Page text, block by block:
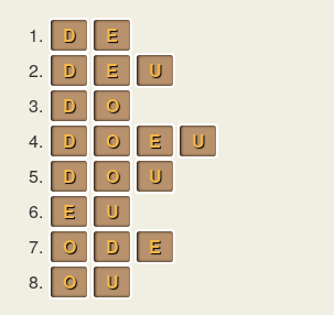
1.
D
E
2.
D E
U
3.
D
O
4.
D O E
U
5.
D O
U
6.
E
U
7.
O D
E
8.
O
U